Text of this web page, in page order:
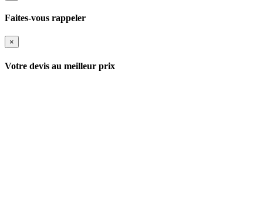
Faites-vous rappeler
×
Votre devis au meilleur prix